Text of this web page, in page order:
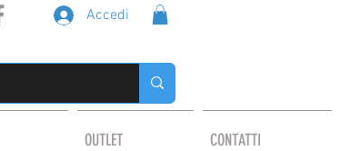
Accedi
OUTLET CONTATTI